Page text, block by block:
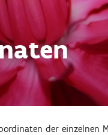
der einzelnen